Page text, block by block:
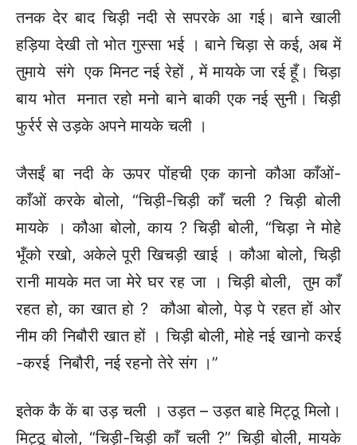
तनक देर बाद चिड़ी नदी से सपरके आ गई। बाने खाली
हड़िया देखी तो भोत गुस्सा भई । बाने चिड़ा से कई, अब में
तुमाये संगे एक मिनट नई रेहों , में मायके जा रई हूँ। चिड़ा
बाय भोत मनात रहो मनो बाने बाकी एक नई सुनी। चिड़ी
फुर्रर्र से उड़के अपने मायके चली ।
जैसईं बा नदी के ऊपर पोंहची एक कानो कौआ काँओं-
काँओं करके बोलो, “चिड़ी-चिड़ी काँ चली ? चिड़ी बोली
मायके । कौआ बोलो, काय ? चिड़ी बोली, “चिड़ा ने मोहे
भूँको रखो, अकेले पूरी खिचड़ी खाई । कौआ बोलो, चिड़ी
रानी मायके मत जा मेरे घर रह जा । चिड़ी बोली, तुम काँ
रहत हो, का खात हो ? कौआ बोलो, पेड़ पे रहत हों ओर
नीम की निबौरी खात हों । चिड़ी बोली, मोहे नई खानो करई
-करई निबौरी, नई रहनो तेरे संग ।”
इतेक कै कें बा उड़ चली । उड़त – उड़त बाहे मिट्ठू मिलो।
मिट्ठू बोलो, “चिड़ी-चिड़ी काँ चली ?” चिड़ी बोली, मायके